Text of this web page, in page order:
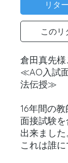
リタ
このリ
倉田真先
≪AO入試
法伝授≫
16年間の
面接試験
出来ました
これは誰